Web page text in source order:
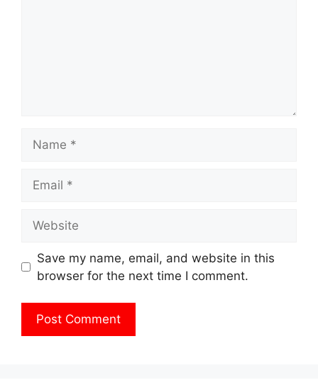
Save my name, email, and website in this
browser for the next time I comment.